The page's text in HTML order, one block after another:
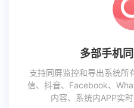
多部手机
支持同屏监控和导出系统所
信、抖音、Facebook、
内容、系统内APP实